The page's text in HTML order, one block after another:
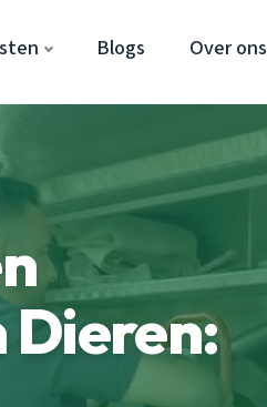
Blogs Over ons